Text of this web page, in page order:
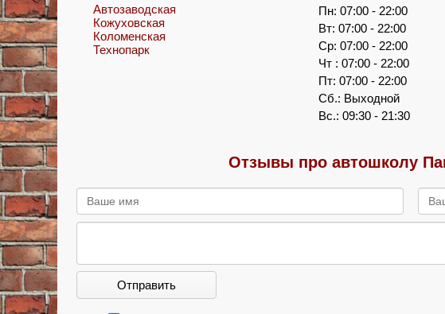
Автозаводская
Кожуховская
Коломенская
Технопарк
Пн: 07:00 - 22:00
Вт: 07:00 - 22:00
Ср: 07:00 - 22:00
Чт : 07:00 - 22:00
Пт: 07:00 - 22:00
Сб.: Выходной
Вс.: 09:30 - 21:30
Отзывы про автошколу
Отправить